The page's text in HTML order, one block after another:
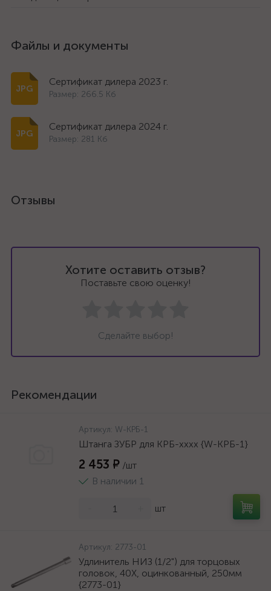
Файлы и документы
Сертификат дилера 2023 г.
Размер: 266.5 Кб
Сертификат дилера 2024 г.
Размер: 281 Кб
Отзывы
Хотите оставить отзыв?
Поставьте свою оценку!
Сделайте выбор!
Рекомендации
Артикул: W-КРБ-1
Штанга ЗУБР для КРБ-хххх {W-КРБ-1}
2 453 ₽ /шт
В наличии 1
шт
Артикул: 2773-01
Удлинитель НИЗ (1/2") для торцовых
головок, 40Х, оцинкованный, 250мм
{2773-01}